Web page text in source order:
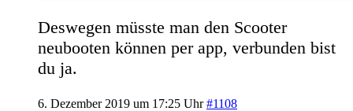
Deswegen müsste man den Scooter
neubooten können per app, verbunden bist
du ja.
6. Dezember 2019 um 17:25 Uhr #1108